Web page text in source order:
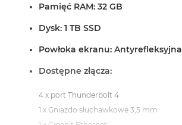
Pamięć RAM: 32 GB
Dysk: 1 TB SSD
Powłoka ekranu: Antyrefleksyjna
Dostępne złącza:
4 x port Thunderbolt 4
1 x Gniazdo słuchawkowe 3,5 mm